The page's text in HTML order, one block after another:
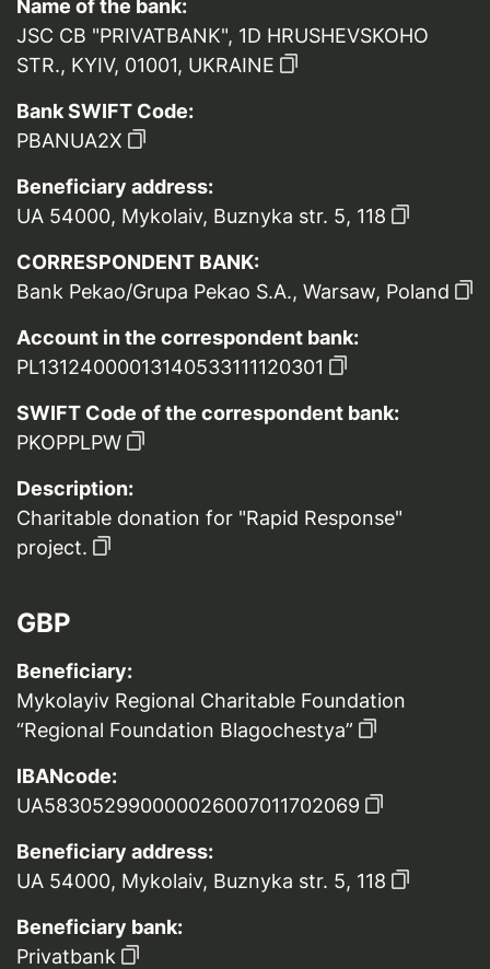
Name of the bank:
JSC CB "PRIVATBANK", 1D HRUSHEVSKOHO
STR., KYIV, 01001, UKRAINE
Bank SWIFT Code:
PBANUA2X
Beneficiary address:
UA 54000, Mykolaiv, Buznyka str. 5, 118
CORRESPONDENT BANK:
Bank Pekao/Grupa Pekao S.A., Warsaw, Poland
Account in the correspondent bank:
PL13124000013140533111120301
SWIFT Code of the correspondent bank:
PKOPPLPW
Description:
Charitable donation for "Rapid Response"
project.
GBP
Beneficiary:
Mykolayiv Regional Charitable Foundation
“Regional Foundation Blagochestya”
IBANcode:
UA583052990000026007011702069
Beneficiary address:
UA 54000, Mykolaiv, Buznyka str. 5, 118
Beneficiary bank:
Privatbank